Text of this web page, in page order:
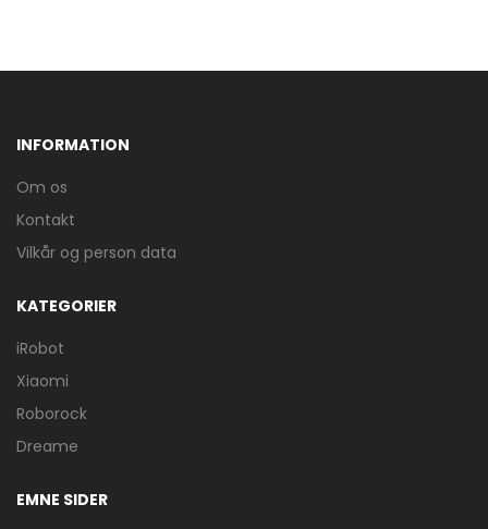
INFORMATION
Om os
Kontakt
Vilkår og person data
KATEGORIER
iRobot
Xiaomi
Roborock
Dreame
EMNE SIDER